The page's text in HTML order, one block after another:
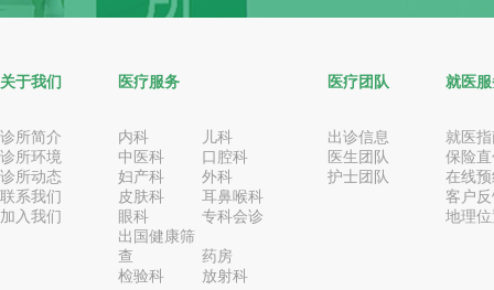
关于我们
诊所简介
诊所环境
诊所动态
联系我们
加入我们
医疗服务
内科
儿科
中医科
口腔科
妇产科
外科
皮肤科
耳鼻喉科
眼科
专科会诊
出国健康筛
查
药房
检验科
放射科
医疗团队
出诊信息
医生团队
护士团队
就医
就医
保险
在线
客户
地理